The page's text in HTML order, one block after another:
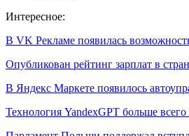
Интересное:
В VK Рекламе появилась
Опубликован рейтинг зарплат в
В Яндекс Маркете появилось
Технология YandexGPT больше